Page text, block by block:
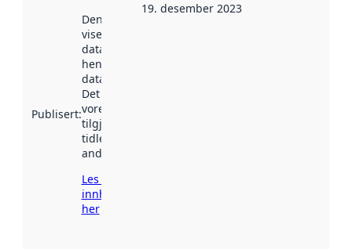
Publisert:
Denne datoen
viser når
datasettet vart
henta inn av
data.norge.no.
Det kan ha
vore
tilgjengeleg
tidlegare
andre stader.
Les meir om
innhenting
her
19. desember 2023